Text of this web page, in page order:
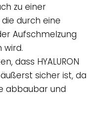
zu einer
durch eine
Aufschmelzung
wird.
dass HYALURON
sicher ist, da
abbaubar und